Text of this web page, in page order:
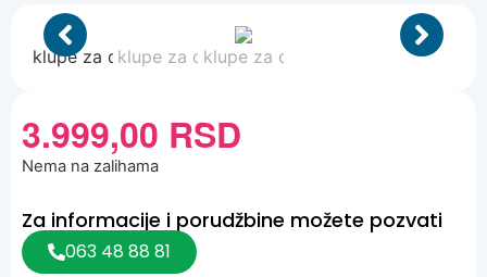
3.999,00 RSD
Nema na zalihama
Za informacije i porudžbine možete pozvati
063 48 88 81